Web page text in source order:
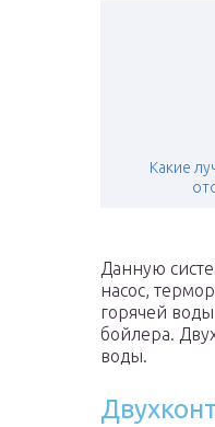
Какие
Данную
насос,
горячей
бойлера.
воды.